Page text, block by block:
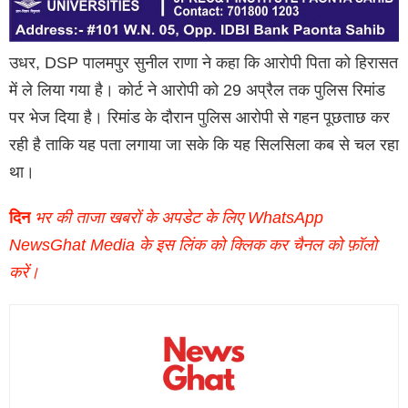
उधर, DSP पालमपुर सुनील राणा ने कहा कि आरोपी पिता को हिरासत
में ले लिया गया है। कोर्ट ने आरोपी को 29 अप्रैल तक पुलिस रिमांड
पर भेज दिया है। रिमांड के दौरान पुलिस आरोपी से गहन पूछताछ कर
रही है ताकि यह पता लगाया जा सके कि यह सिलसिला कब से चल रहा
था।
दिनभर की ताजा खबरों के अपडेट के लिए WhatsApp
NewsGhat Media के इस लिंक को क्लिक कर चैनल को फ़ॉलो
करें।